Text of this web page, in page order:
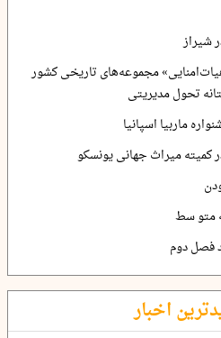
شیراز
مجموعه‌های تاریخی کشور
تحول مدیریتی
ماربیا اسپانیا
کمیته میراث جهانی یونسکو
متو سط
فصل دوم
اخبار